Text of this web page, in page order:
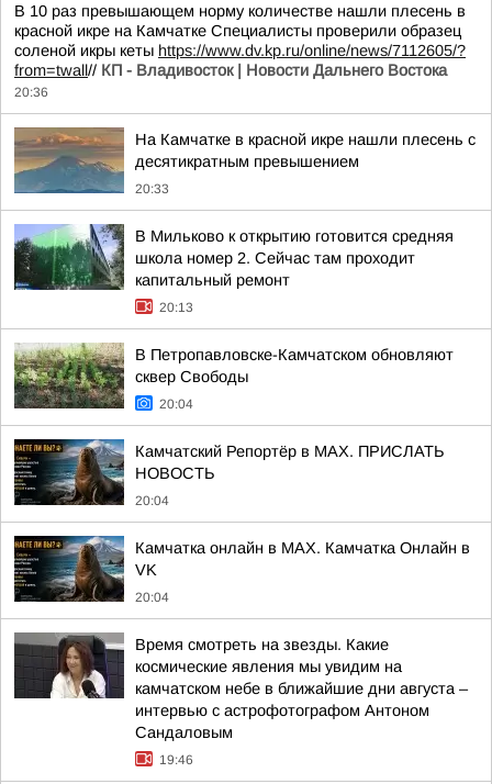
В 10 раз превышающем норму количестве нашли плесень в
красной икре на Камчатке Специалисты проверили образец
соленой икры кеты https://www.dv.kp.ru/online/news/7112605/?
from=twall// КП - Владивосток | Новости Дальнего Востока
20:36
На Камчатке в красной икре нашли плесень с
десятикратным превышением
20:33
В Мильково к открытию готовится средняя
школа номер 2. Сейчас там проходит
капитальный ремонт
20:13
В Петропавловске-Камчатском обновляют
сквер Свободы
20:04
Камчатский Репортёр в MAX. ПРИСЛАТЬ
НОВОСТЬ
20:04
Камчатка онлайн в MAX. Камчатка Онлайн в
VK
20:04
Время смотреть на звезды. Какие
космические явления мы увидим на
камчатском небе в ближайшие дни августа –
интервью с астрофотографом Антоном
Сандаловым
19:46